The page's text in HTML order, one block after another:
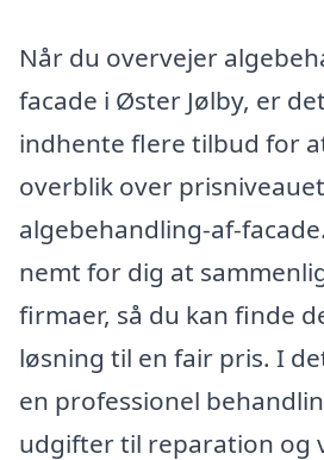
Når du overvejer
facade i Øster Jølby, er
indhente flere tilbud for
overblik over
algebehandling-af-
nemt for dig at
firmaer, så du kan finde
løsning til en fair pris. I
en professionel
udgifter til reparation og